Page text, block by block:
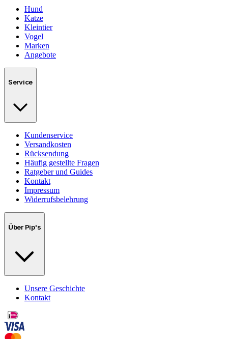
Hund
Katze
Kleintier
Vogel
Marken
Angebote
Service
Kundenservice
Versandkosten
Rücksendung
Häufig gestellte Fragen
Ratgeber und Guides
Kontakt
Impressum
Widerrufsbelehrung
Über Pip's
Unsere Geschichte
Kontakt